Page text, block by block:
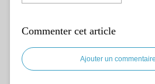
Commenter cet article
Ajouter un commentaire